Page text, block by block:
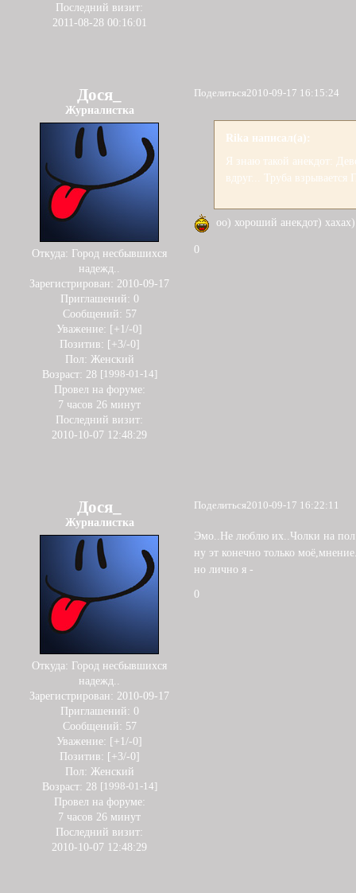
Последний визит:
2011-08-28 00:16:01
Поделиться2010-09-17 16:15:24
Дося_
Журналистка
Откуда: Город несбывшихся
надежд..
Зарегистрирован: 2010-09-17
Приглашений: 0
Сообщений: 57
Уважение: [+1/-0]
Позитив: [+3/-0]
Пол: Женский
Возраст: 28 [1998-01-14]
Провел на форуме:
7 часов 26 минут
Последний визит:
2010-10-07 12:48:29
Rika написал(а):
Я знаю такой анекдот:
вдруг... Труба
оо) хороший анекдот) хахах)
0
Поделиться2010-09-17 16:22:11
Дося_
Журналистка
Откуда: Город несбывшихся
надежд..
Зарегистрирован: 2010-09-17
Приглашений: 0
Сообщений: 57
Уважение: [+1/-0]
Позитив: [+3/-0]
Пол: Женский
Возраст: 28 [1998-01-14]
Провел на форуме:
7 часов 26 минут
Последний визит:
2010-10-07 12:48:29
Эмо..Не люблю их..Чолки на пол
ну эт конечно только
но лично я -
0